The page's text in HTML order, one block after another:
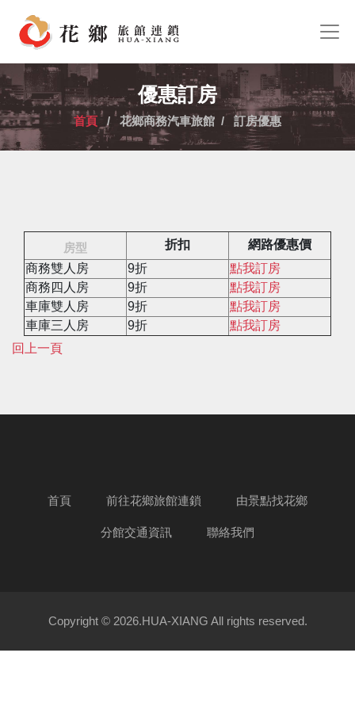
優惠訂房
首頁 / 花鄉商務汽車旅館 / 訂房優惠
房型 折扣
網路優惠價
商務雙人房
9折
點我訂房
商務四人房
9折
點我訂房
車庫雙人房
9折
點我訂房
車庫三人房
9折
點我訂房
回上一頁
首頁 前往花鄉旅館連鎖 由景點找花鄉
分館交通資訊 聯絡我們
Copyright © 2026.HUA-XIANG All rights reserved.